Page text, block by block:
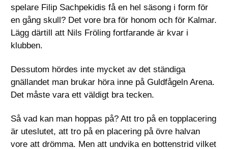
spelare Filip Sachpekidis få en hel säsong i form för
en gång skull? Det vore bra för honom och för Kalmar.
Lägg därtill att Nils Fröling fortfarande är kvar i
klubben.
Dessutom hördes inte mycket av det ständiga
gnällandet man brukar höra inne på Guldfågeln Arena.
Det måste vara ett väldigt bra tecken.
Så vad kan man hoppas på? Att tro på en topplacering
är uteslutet, att tro på en placering på övre halvan
vore att drömma. Men att undvika en bottenstrid vilket